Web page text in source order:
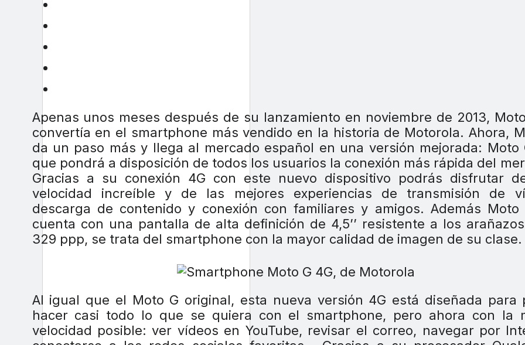
Apenas unos meses después de su lanzamiento en noviembre de 2013,
convertía en el smartphone más vendido en la historia de Motorola. Ahora,
da un paso más y llega al mercado español en una versión mejorada: Moto
que pondrá a disposición de todos los usuarios la conexión más rápida del
Gracias a su conexión 4G con este nuevo dispositivo podrás disfrutar
velocidad increíble y de las mejores experiencias de transmisión de
descarga de contenido y conexión con familiares y amigos. Además Moto
cuenta con una pantalla de alta definición de 4,5’’ resistente a los
329 ppp, se trata del smartphone con la mayor calidad de imagen de su clase.
Al igual que el Moto G original, esta nueva versión 4G está diseñada para
hacer casi todo lo que se quiera con el smartphone, pero ahora con la
velocidad posible: ver vídeos en YouTube, revisar el correo, navegar por